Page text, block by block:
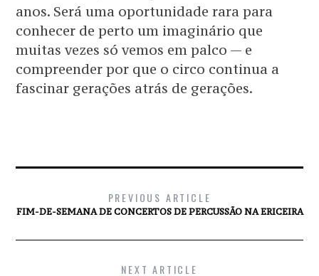
anos. Será uma oportunidade rara para
conhecer de perto um imaginário que
muitas vezes só vemos em palco — e
compreender por que o circo continua a
fascinar gerações atrás de gerações.
PREVIOUS ARTICLE
FIM-DE-SEMANA DE CONCERTOS DE PERCUSSÃO NA ERICEIRA
NEXT ARTICLE